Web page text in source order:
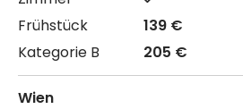
139 €
205 €
Wien